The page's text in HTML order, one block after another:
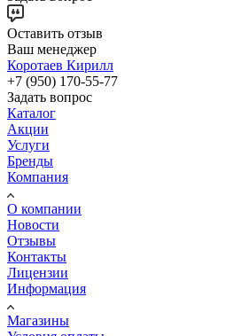
Оставить отзыв
Ваш менеджер
Коротаев Кирилл
+7 (950) 170-55-77
Задать вопрос
Каталог
Акции
Услуги
Бренды
Компания
О компании
Новости
Отзывы
Контакты
Лицензии
Информация
Магазины